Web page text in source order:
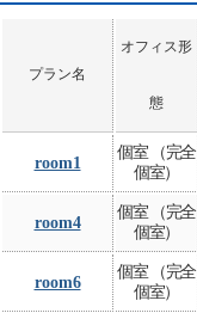
プラン名
オフィス形
態
room1
個室 （完全
個室）
room4
個室 （完全
個室）
room6
個室 （完全
個室）